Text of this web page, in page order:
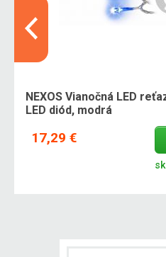
NEXOS Vianočná LED
LED diód, modrá
17,29 €